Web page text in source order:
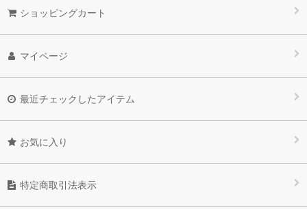
Gran Medic グランメディック
PRO.〈 プロ 〉
ケア
ショッピングカート
マイページ
最近チェックしたアイテム
お気に入り
特定商取引法表示